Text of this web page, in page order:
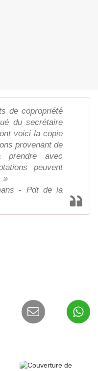
de copropriété
du secrétaire
voici la copie
provenant de
avec
peuvent
»
- Pdt de la